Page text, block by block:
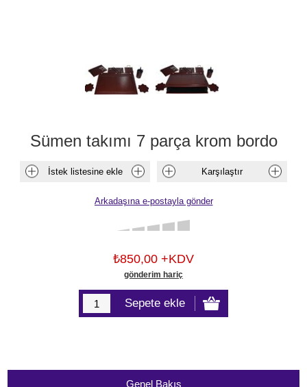
Sümen takımı 7 parça krom bordo
₺850,00 +KDV
gönderim hariç
Genel Bakış